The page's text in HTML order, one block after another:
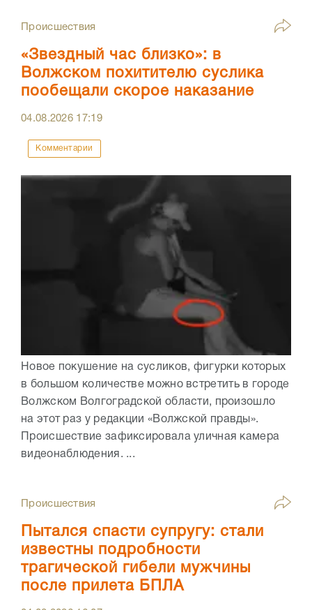
Происшествия
«Звездный час близко»: в
Волжском похитителю суслика
пообещали скорое наказание
04.08.2026 17:19
Комментарии
Новое покушение на сусликов, фигурки которых
в большом количестве можно встретить в городе
Волжском Волгоградской области, произошло
на этот раз у редакции «Волжской правды».
Происшествие зафиксировала уличная камера
видеонаблюдения. ...
Происшествия
Пытался спасти супругу: стали
известны подробности
трагической гибели мужчины
после прилета БПЛА